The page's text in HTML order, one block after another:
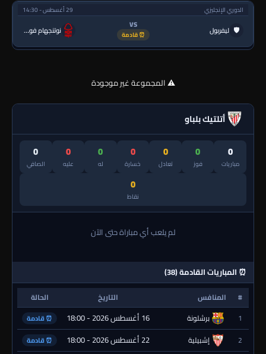
الدوري الإنجليزي 29 أغسطس - 14:30
🛡 ليفربول VS
⏰ قادمة نوتنجهام فورست
⚠️ المجموعة غير موجودة
أتلتيك بلباو
0
مباريات
0
فوز
0
تعادل
0
خسارة
0
له
0
عليه
0
الصافي
0
نقاط
لم يلعب أي مباراة حتى الآن
⏰ المباريات القادمة (38)
# المنافس التاريخ
الحالة
1
برشلونة 16 أغسطس 2026 - 18:00 ⏰ قادمة
2 إشبيلية 22 أغسطس 2026 - 18:00 ⏰ قادمة